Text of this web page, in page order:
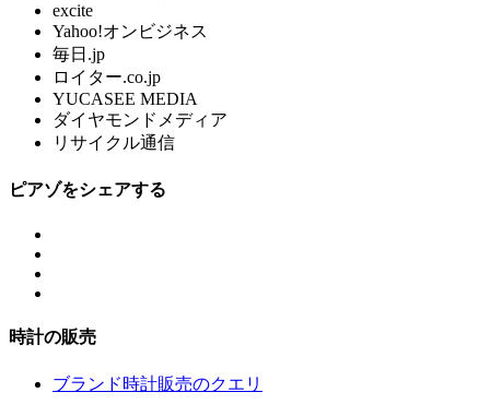
excite
Yahoo!オンビジネス
毎日.jp
ロイター.co.jp
YUCASEE MEDIA
ダイヤモンドメディア
リサイクル通信
ピアゾをシェアする
時計の販売
ブランド時計販売のクエリ